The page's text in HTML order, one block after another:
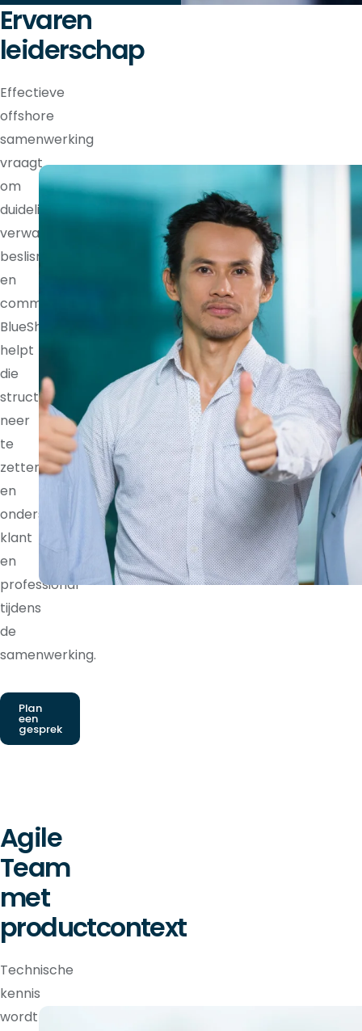
Ervaren
leiderschap
Effectieve
offshore
samenwerking
vraagt
om
duidelijke
verwachtingen,
beslisrechten
en
communicatieritmes.
BlueShores
helpt
die
structuur
neer
te
zetten
en
ondersteunt
klant
en
professional
tijdens
de
samenwerking.
Plan
een
gesprek
Agile
Team
met
productcontext
Technische
kennis
wordt